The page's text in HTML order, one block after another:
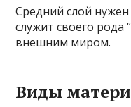
Средний слой
служит своего рода
внешним миром.
Виды